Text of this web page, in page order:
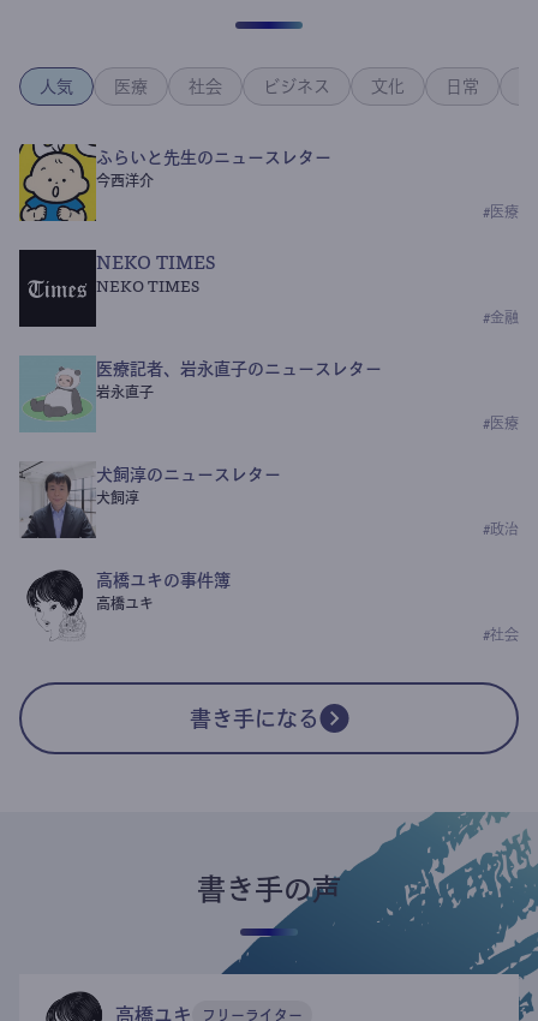
人気 医療 社会 ビジネス 文化 日常
ふらいと先生のニュースレター
今西洋介
# 医療
NEKO TIMES
NEKO TIMES
#金融
医療記者、岩永直子のニュースレター
岩永直子
# 医療
犬飼淳のニュースレター
犬飼淳
#政治
高橋ユキの事件簿
高橋ユキ
#社会
書き手になる
書き手の声
高橋ユキ フリーライター